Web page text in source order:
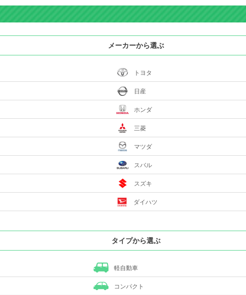
メーカーから選ぶ
トヨタ
日産
ホンダ
三菱
マツダ
スバル
スズキ
ダイハツ
タイプから選ぶ
軽自動車
コンパクト